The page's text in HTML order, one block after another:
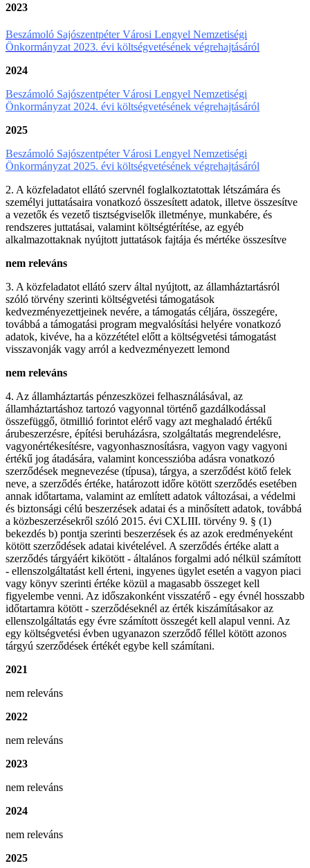
2023
Beszámoló Sajószentpéter Városi Lengyel Nemzetiségi
Önkormányzat 2023. évi költségvetésének végrehajtásáról
2024
Beszámoló Sajószentpéter Városi Lengyel Nemzetiségi
Önkormányzat 2024. évi költségvetésének végrehajtásáról
2025
Beszámoló Sajószentpéter Városi Lengyel Nemzetiségi
Önkormányzat 2025. évi költségvetésének végrehajtásáról
2. A közfeladatot ellátó szervnél foglalkoztatottak létszámára és
személyi juttatásaira vonatkozó összesített adatok, illetve összesítve
a vezetők és vezető tisztségviselők illetménye, munkabére, és
rendszeres juttatásai, valamint költségtérítése, az egyéb
alkalmazottaknak nyújtott juttatások fajtája és mértéke összesítve
nem releváns
3. A közfeladatot ellátó szerv által nyújtott, az államháztartásról
szóló törvény szerinti költségvetési támogatások
kedvezményezettjeinek nevére, a támogatás céljára, összegére,
továbbá a támogatási program megvalósítási helyére vonatkozó
adatok, kivéve, ha a közzététel előtt a költségvetési támogatást
visszavonják vagy arról a kedvezményezett lemond
nem releváns
4. Az államháztartás pénzeszközei felhasználásával, az
államháztartáshoz tartozó vagyonnal történő gazdálkodással
összefüggő, ötmillió forintot elérő vagy azt meghaladó értékű
árubeszerzésre, építési beruházásra, szolgáltatás megrendelésre,
vagyonértékesítésre, vagyonhasznosításra, vagyon vagy vagyoni
értékű jog átadására, valamint koncesszióba adásra vonatkozó
szerződések megnevezése (típusa), tárgya, a szerződést kötő felek
neve, a szerződés értéke, határozott időre kötött szerződés esetében
annak időtartama, valamint az említett adatok változásai, a védelmi
és biztonsági célú beszerzések adatai és a minősített adatok, továbbá
a közbeszerzésekről szóló 2015. évi CXLIII. törvény 9. § (1)
bekezdés b) pontja szerinti beszerzések és az azok eredményeként
kötött szerződések adatai kivételével. A szerződés értéke alatt a
szerződés tárgyáért kikötött - általános forgalmi adó nélkül számított
- ellenszolgáltatást kell érteni, ingyenes ügylet esetén a vagyon piaci
vagy könyv szerinti értéke közül a magasabb összeget kell
figyelembe venni. Az időszakonként visszatérő - egy évnél hosszabb
időtartamra kötött - szerződéseknél az érték kiszámításakor az
ellenszolgáltatás egy évre számított összegét kell alapul venni. Az
egy költségvetési évben ugyanazon szerződő féllel kötött azonos
tárgyú szerződések értékét egybe kell számítani.
2021
nem releváns
2022
nem releváns
2023
nem releváns
2024
nem releváns
2025